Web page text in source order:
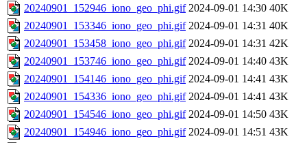
20240901_152946_iono_geo_phi.gif 2024-09-01 14:30 40K
20240901_153346_iono_geo_phi.gif 2024-09-01 14:31 40K
20240901_153458_iono_geo_phi.gif 2024-09-01 14:31 42K
20240901_153746_iono_geo_phi.gif 2024-09-01 14:40 43K
20240901_154146_iono_geo_phi.gif 2024-09-01 14:41 43K
20240901_154336_iono_geo_phi.gif 2024-09-01 14:41 43K
20240901_154546_iono_geo_phi.gif 2024-09-01 14:50 43K
20240901_154946_iono_geo_phi.gif 2024-09-01 14:51 43K